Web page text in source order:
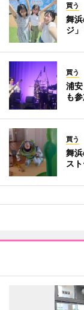
買う
舞
ジ
買う
浦
も
買う
舞
ス